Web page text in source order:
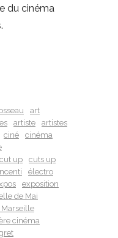
du cinéma
art
artiste
artistes
ciné
cinéma
cut up
cuts up
électro
exposition
de Mai
cinéma